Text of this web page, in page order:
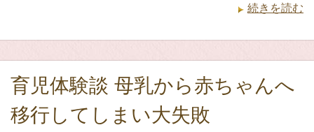
続きを読む
育児体験談 母乳から赤ちゃんへ
移行してしまい大失敗